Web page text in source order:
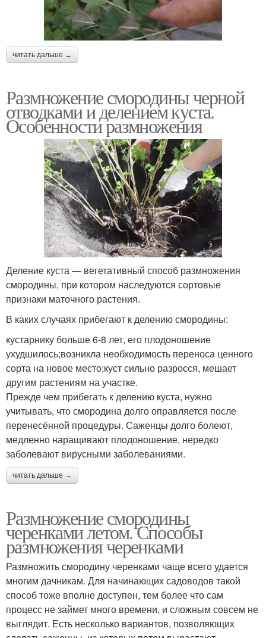
читать дальше →
Размножение смородины черной
отводками и делением куста.
Особенности размножения
Деление куста — вегетативный способ размножения
смородины, при котором наследуются сортовые
признаки маточного растения.
В каких случаях прибегают к делению смородины:
кустарнику больше 6-8 лет, его плодоношение
ухудшилось;возникла необходимость переноса ценного
сорта на новое место;куст сильно разросся, мешает
другим растениям на участке.
Прежде чем прибегать к делению куста, нужно
учитывать, что смородина долго оправляется после
перенесённой процедуры. Саженцы долго болеют,
медленно наращивают плодоношение, нередко
заболевают вирусными заболеваниями.
читать дальше →
Размножение смородины
черенками летом. Способы
размножения черенками
Размножить смородину черенками чаще всего удается
многим дачникам. Для начинающих садоводов такой
способ тоже вполне доступен, тем более что сам
процесс не займет много времени, и сложным совсем не
выглядит. Есть несколько вариантов, позволяющих